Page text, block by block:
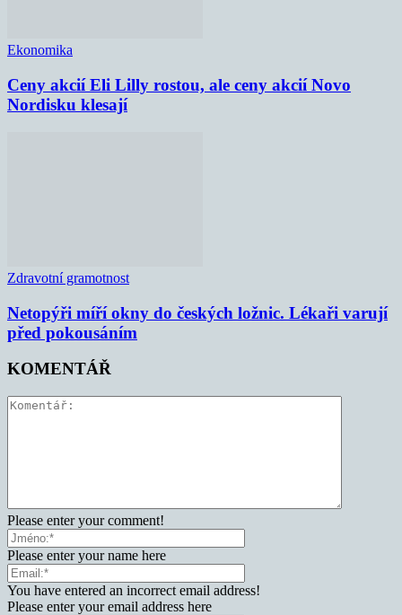
Ekonomika
Ceny akcií Eli Lilly rostou, ale ceny akcií Novo
Nordisku klesají
Zdravotní gramotnost
Netopýři míří okny do českých ložnic. Lékaři varují
před pokousáním
KOMENTÁŘ
Please enter your comment!
Please enter your name here
You have entered an incorrect email address!
Please enter your email address here